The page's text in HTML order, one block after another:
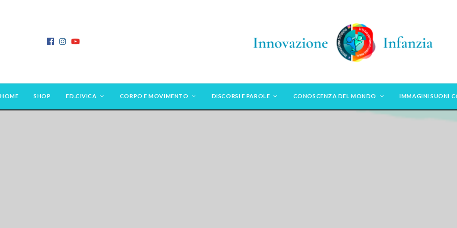
HOME SHOP ED.CIVICA CORPO E MOVIMENTO DISCORSI E PAROLE CONOSCENZA DEL MONDO IMMAGINI SUONI